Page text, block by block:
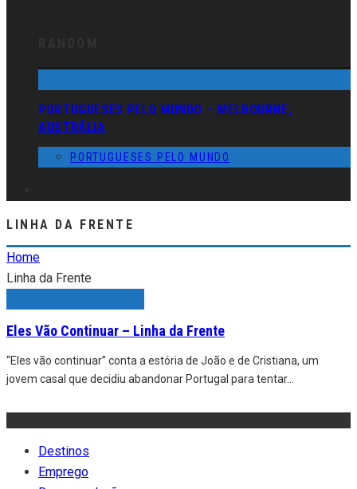
PORTUGUESES PELO MUNDO – MELBOURNE,
AUSTRÁLIA
PORTUGUESES PELO MUNDO
LINHA DA FRENTE
Home
Linha da Frente
Eles Vão Continuar – Linha da Frente
“Eles vão continuar” conta a estória de João e de Cristiana, um
jovem casal que decidiu abandonar Portugal para tentar...
Destinos
Emprego